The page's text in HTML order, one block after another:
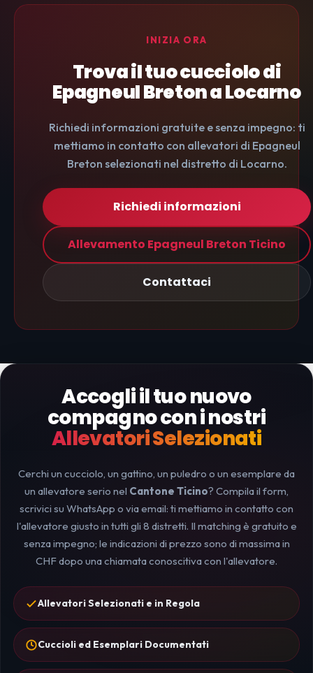
INIZIA ORA
Trova il tuo cucciolo di
Epagneul Breton a Locarno
Richiedi informazioni gratuite e senza impegno: ti
mettiamo in contatto con allevatori di Epagneul
Breton selezionati nel distretto di Locarno.
Richiedi informazioni
Allevamento Epagneul Breton Ticino
Contattaci
Accogli il tuo nuovo
compagno con i nostri
Allevatori Selezionati
Cerchi un cucciolo, un gattino, un puledro o un esemplare da
un allevatore serio nel Cantone Ticino? Compila il form,
scrivici su WhatsApp o via email: ti mettiamo in contatto con
l'allevatore giusto in tutti gli 8 distretti. Il matching è gratuito e
senza impegno; le indicazioni di prezzo sono di massima in
CHF dopo una chiamata conoscitiva con l'allevatore.
Allevatori Selezionati e in Regola
Cuccioli ed Esemplari Documentati